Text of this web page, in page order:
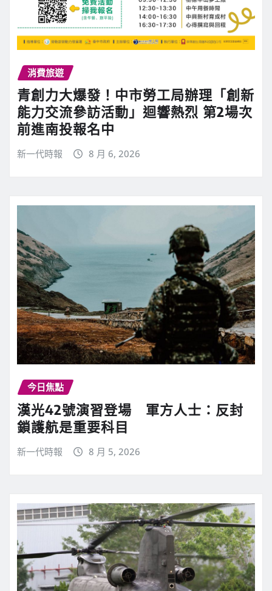
消費旅遊
青創力大爆發！中市勞工局辦理「創新
能力交流參訪活動」迴響熱烈 第2場次
前進南投報名中
新一代時報 8 月 6, 2026
今日焦點
漢光42號演習登場 軍方人士：反封
鎖護航是重要科目
新一代時報 8 月 5, 2026